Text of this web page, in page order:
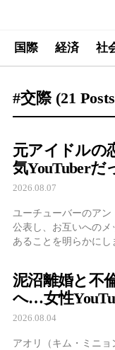
国際 経済 社
#交際 (21
元アイドルの
気YouTuber
なった2人の関
2026.08.07
ユーチューバーのアン
公表し、お互いへの
あることを明らかにし
泥沼離婚と不
へ…女性
の医者
2026.08.04
アオリ（キム・ミニ